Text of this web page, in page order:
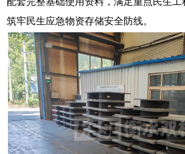
筑牢民生应急物资存储安全防线。